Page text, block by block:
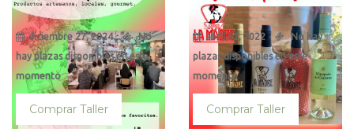
diciembre 27, 2024
No
hay plazas disponibles en este
momento
Comprar Taller
abril 22, 2022
No hay
plazas disponibles en este
momento
Comprar Taller